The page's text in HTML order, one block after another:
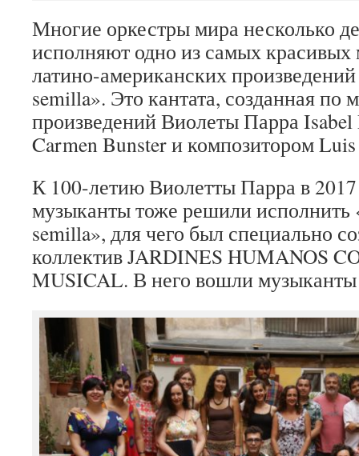
Многие оркестры мира несколько
исполняют одно из самых
латино-американских
semilla». Это кантата, созданная по
произведений Виолеты Парра Isabel
Carmen Bunster и композитором
К 100-летию Виолетты Парра в 2017
музыканты тоже решили исполнить
semilla», для чего был специально
коллектив JARDINES HUMANOS
MUSICAL. В него вошли